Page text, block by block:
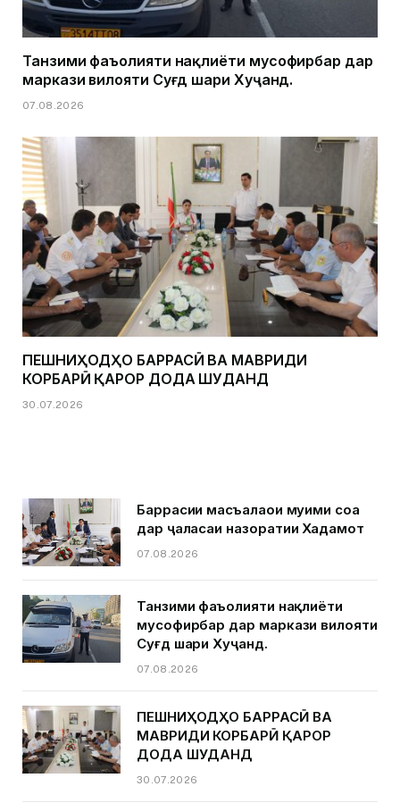
Танзими фаъолияти нақлиёти мусофирбар дар
маркази вилояти Суғд шаҳри Хуҷанд.
07.08.2026
ПЕШНИҲОДҲО БАРРАСӢ ВА МАВРИДИ
КОРБАРӢ ҚАРОР ДОДА ШУДАНД
30.07.2026
Баррасии масъалаҳои муҳими соҳа
дар ҷаласаи назоратии Хадамот
07.08.2026
Танзими фаъолияти нақлиёти
мусофирбар дар маркази вилояти
Суғд шаҳри Хуҷанд.
07.08.2026
ПЕШНИҲОДҲО БАРРАСӢ ВА
МАВРИДИ КОРБАРӢ ҚАРОР
ДОДА ШУДАНД
30.07.2026